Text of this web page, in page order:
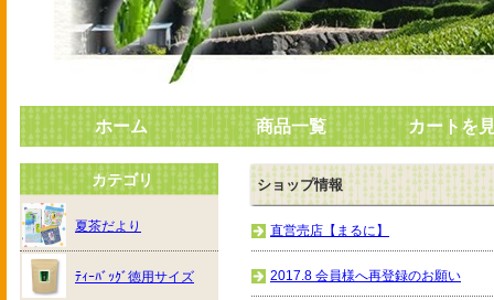
ホーム 商品一覧 カートを
ショップ情報
直営売店【まるに】
2017.8 会員様へ再登録のお願い
カテゴリ
夏茶だより
ﾃｨｰﾊﾞｯｸﾞ徳用サイズ